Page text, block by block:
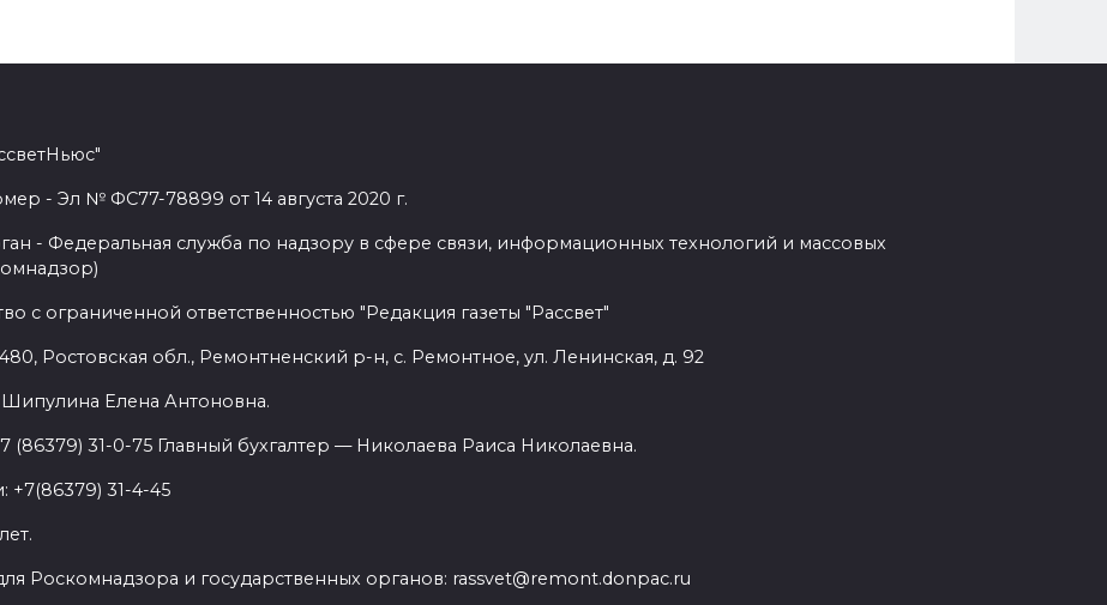
- Эл № ФС77-78899 от 14 августа 2020 г.
- Федеральная служба по надзору в сфере связи, информационных технологий и массовых
с ограниченной ответственностью "Редакция газеты "Рассвет"
Ростовская обл., Ремонтненский р-н, с. Ремонтное, ул. Ленинская, д. 92
Елена Антоновна.
(86379) 31-0-75 Главный бухгалтер — Николаева Раиса Николаевна.
+7(86379) 31-4-45
Роскомнадзора и государственных органов: rassvet@remont.donpac.ru